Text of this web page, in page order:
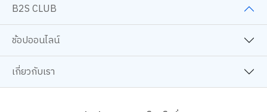
B2S CLUB
ช้อปออนไลน์
เกี่ยวกับเรา